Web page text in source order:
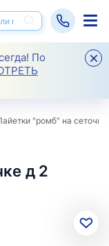
По
"ромб" на сеточке
д 2